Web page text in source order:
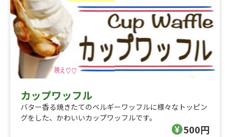
カップワッフル
バター香る焼きたてのベルギーワッフルに様々なトッピン
グをした、かわいいカップワッフルです。
500円